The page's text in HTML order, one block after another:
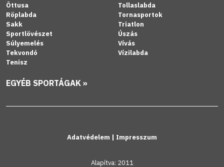
Öttusa
Röplabda
Sakk
Sportlövészet
Súlyemelés
Tekvondó
Tenisz
Tollaslabda
Tornasportok
Triatlon
Úszás
Vívás
Vízilabda
EGYÉB SPORTÁGAK »
Adatvédelem | Impresszum
Alapítva: 2011